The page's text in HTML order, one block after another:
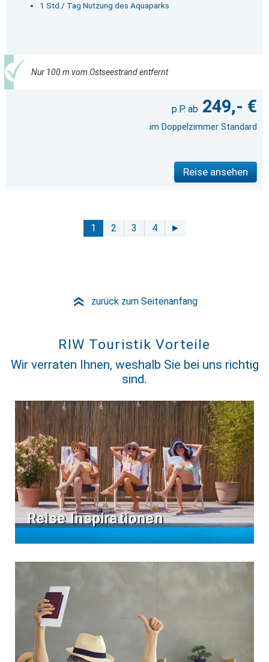
1 Std./ Tag Nutzung des Aquaparks
Nur 100 m vom Ostseestrand entfernt
249,- €
im Doppelzimmer Standard
Reise ansehen
1 2 3 4 ►
» zurück zum Seitenanfang
RIW Touristik Vorteile
Wir verraten Ihnen, weshalb Sie bei uns richtig
sind.
Reise Inspirationen